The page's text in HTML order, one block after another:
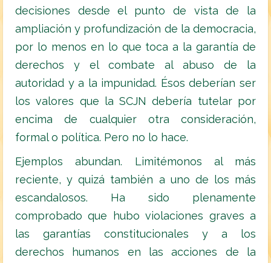
decisiones desde el punto de vista de la
ampliación y profundización de la democracia,
por lo menos en lo que toca a la garantía de
derechos y el combate al abuso de la
autoridad y a la impunidad. Ésos deberían ser
los valores que la SCJN debería tutelar por
encima de cualquier otra consideración,
formal o política. Pero no lo hace.
Ejemplos abundan. Limitémonos al más
reciente, y quizá también a uno de los más
escandalosos. Ha sido plenamente
comprobado que hubo violaciones graves a
las garantías constitucionales y a los
derechos humanos en las acciones de la